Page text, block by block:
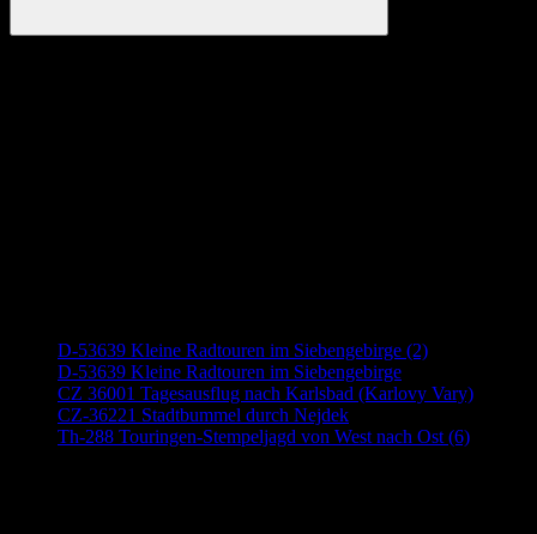
Suchen
D-53639 Kleine Radtouren im Siebengebirge (2)
D-53639 Kleine Radtouren im Siebengebirge
CZ 36001 Tagesausflug nach Karlsbad (Karlovy Vary)
CZ-36221 Stadtbummel durch Nejdek
Th-288 Touringen-Stempeljagd von West nach Ost (6)